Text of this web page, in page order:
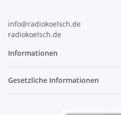
info@radiokoelsch.de
radiokoelsch.de
Informationen
Gesetzliche Informationen